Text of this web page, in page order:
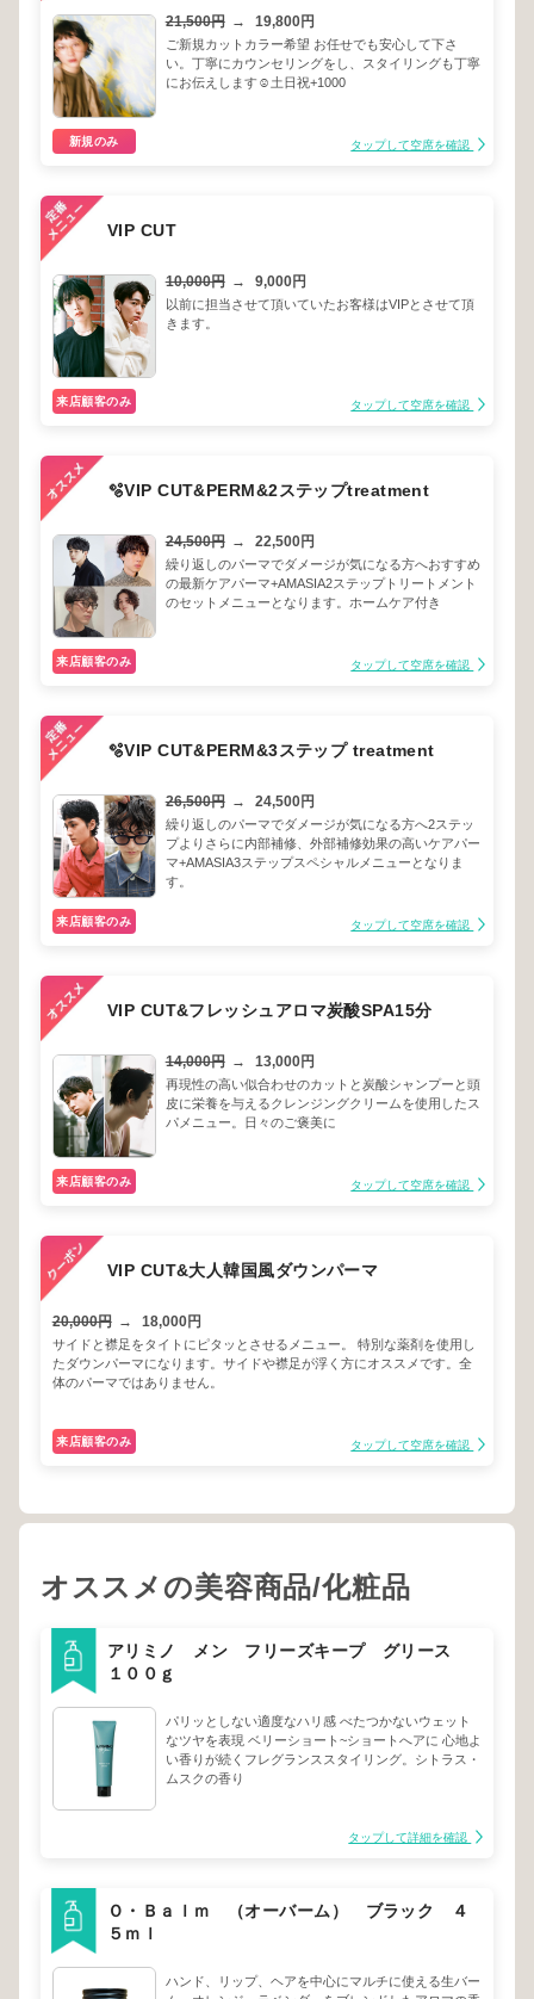
21,500円 → 19,800円
ご新規カットカラー希望 お任せでも安心して下さ
い。丁寧にカウンセリングをし、スタイリングも丁寧
にお伝えします☺︎土日祝+1000
新規のみ タップして空席を確認
VIP CUT
10,000円 → 9,000円
以前に担当させて頂いていたお客様はVIPとさせて頂
きます。
来店顧客のみ タップして空席を確認
🫧VIP CUT&PERM&2ステップtreatment
24,500円 → 22,500円
繰り返しのパーマでダメージが気になる方へおすすめ
の最新ケアパーマ+AMASIA2ステップトリートメント
のセットメニューとなります。ホームケア付き
来店顧客のみ タップして空席を確認
🫧VIP CUT&PERM&3ステップ treatment
26,500円 → 24,500円
繰り返しのパーマでダメージが気になる方へ2ステッ
プよりさらに内部補修、外部補修効果の高いケアパー
マ+AMASIA3ステップスペシャルメニューとなりま
す。
来店顧客のみ タップして空席を確認
VIP CUT&フレッシュアロマ炭酸SPA15分
14,000円 → 13,000円
再現性の高い似合わせのカットと炭酸シャンプーと頭
皮に栄養を与えるクレンジングクリームを使用したス
パメニュー。日々のご褒美に
来店顧客のみ タップして空席を確認
VIP CUT&大人韓国風ダウンパーマ
20,000円 → 18,000円
サイドと襟足をタイトにピタッとさせるメニュー。 特別な薬剤を使用し
たダウンパーマになります。サイドや襟足が浮く方にオススメです。全
体のパーマではありません。
来店顧客のみ タップして空席を確認
オススメの美容商品/化粧品
アリミノ メン フリーズキープ グリース
１００ｇ
パリッとしない適度なハリ感 べたつかないウェット
なツヤを表現 ベリーショート~ショートへアに 心地よ
い香りが続くフレグランススタイリング。シトラス・
ムスクの香り
タップして詳細を確認
Ｏ・Ｂａｌｍ （オーバーム） ブラック ４
５ｍｌ
ハンド、リップ、ヘアを中心にマルチに使える生バー